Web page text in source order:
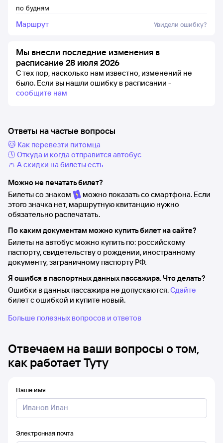
по будням
Маршрут Увидели ошибку?
Мы внесли последние изменения в
расписание 28 июля 2026
С тех пор, насколько нам известно, изменений не
было. Если вы нашли ошибку в расписании -
сообщите нам
Ответы на частые вопросы
🐱 Как перевезти питомца
🕔 Откуда и когда отправится автобус
👛 А скидки на билеты есть
Можно не печатать билет?
Билеты со знаком
можно показать со смартфона. Если
этого значка нет, маршрутную квитанцию нужно
обязательно распечатать.
По каким документам можно купить билет на сайте?
Билеты на автобус можно купить по: российскому
паспорту, свидетельству о рождении, иностранному
документу, заграничному паспорту РФ.
Я ошибся в паспортных данных пассажира. Что делать?
Ошибки в данных пассажира не допускаются.Сдайте
билет с ошибкой и купите новый.
Больше полезных вопросов и ответов
Отвечаем на ваши вопросы о том,
как работает Туту
Ваше имя
Электронная почта